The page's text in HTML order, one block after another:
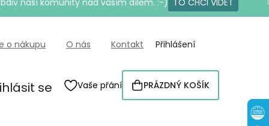
naší komunity nad vaším dílem. :-) TO CHCI VIDĚT
o nákupu O nás Kontakt Přihlášení
se Vaše přání
NÁKUPNÍ
KOŠÍK
PRÁZDNÝ KOŠÍK